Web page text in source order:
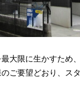
大限に生かすため
ご要望どおり、ス